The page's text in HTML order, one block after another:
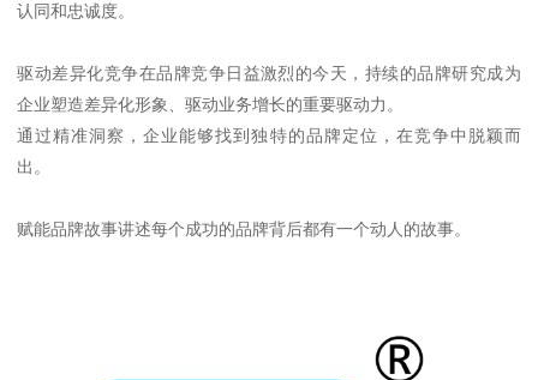
认同和忠诚度。
驱动差异化竞争在品牌竞争日益激烈的今天，持续的品牌研究成为
企业塑造差异化形象、驱动业务增长的重要驱动力。
通过精准洞察，企业能够找到独特的品牌定位，在竞争中脱颖而
出。
赋能品牌故事讲述每个成功的品牌背后都有一个动人的故事。